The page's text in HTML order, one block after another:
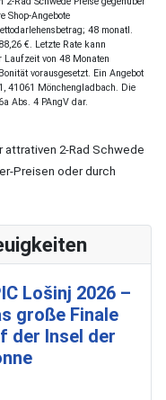
Shop-Angebote
48 monatl.
€. Letzte Rate kann
Laufzeit von 48 Monaten
vorausgesetzt. Ein Angebot
41061 Mönchengladbach. Die
Abs. 4 PAngV dar.
attrativen 2-Rad Schwede
Preisen oder durch
Lošinj 2026 –
große Finale
der Insel der